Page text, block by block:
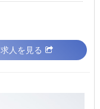
求人を見る